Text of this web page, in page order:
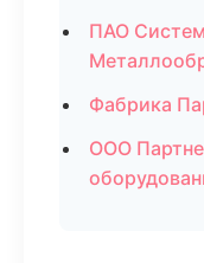
ПАО
Фабрика
ООО